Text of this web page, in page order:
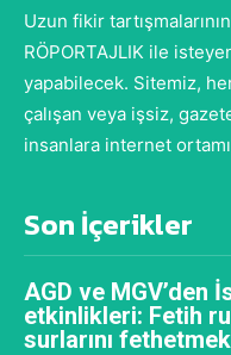
Uzun fikir
RÖPORTAJLIK ile
yapabilecek. Sitemiz,
çalışan veya işsiz,
insanlara internet
Son İçerikler
AGD ve MGV’den
etkinlikleri: Fetih
surlarını